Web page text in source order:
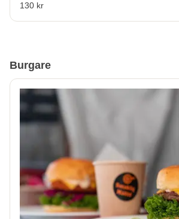
130 kr
Burgare